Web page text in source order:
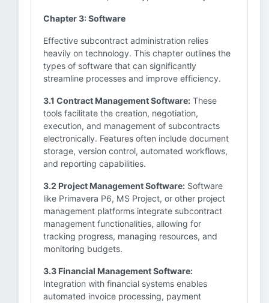
Chapter 3: Software
Effective subcontract administration relies
heavily on technology. This chapter outlines the
types of software that can significantly
streamline processes and improve efficiency.
3.1 Contract Management Software: These
tools facilitate the creation, negotiation,
execution, and management of subcontracts
electronically. Features often include document
storage, version control, automated workflows,
and reporting capabilities.
3.2 Project Management Software: Software
like Primavera P6, MS Project, or other project
management platforms integrate subcontract
management functionalities, allowing for
tracking progress, managing resources, and
monitoring budgets.
3.3 Financial Management Software:
Integration with financial systems enables
automated invoice processing, payment